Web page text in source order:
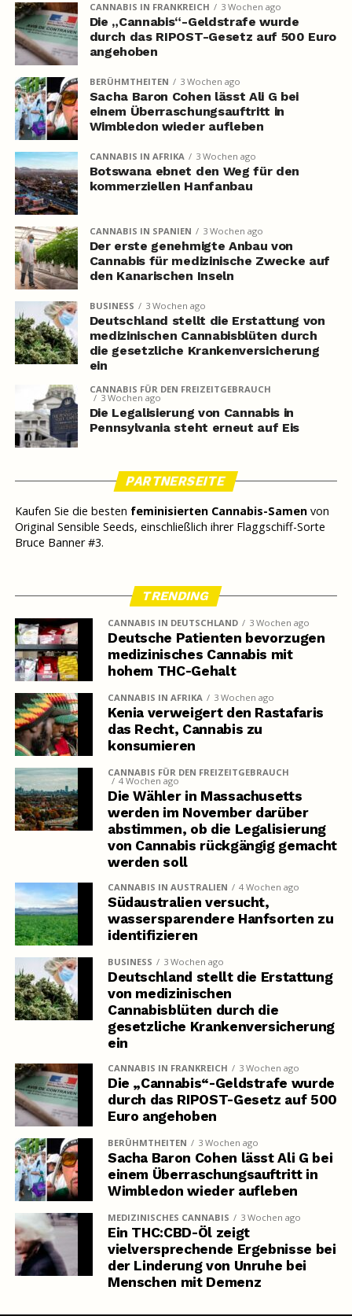
CANNABIS IN FRANKREICH 3 Wochen ago
Die „Cannabis“-Geldstrafe wurde
durch das RIPOST-Gesetz auf 500 Euro
angehoben
BERÜHMTHEITEN 3 Wochen ago
Sacha Baron Cohen lässt Ali G bei
einem Überraschungsauftritt in
Wimbledon wieder aufleben
CANNABIS IN AFRIKA 3 Wochen ago
Botswana ebnet den Weg für den
kommerziellen Hanfanbau
CANNABIS IN SPANIEN 3 Wochen ago
Der erste genehmigte Anbau von
Cannabis für medizinische Zwecke auf
den Kanarischen Inseln
BUSINESS 3 Wochen ago
Deutschland stellt die Erstattung von
medizinischen Cannabisblüten durch
die gesetzliche Krankenversicherung
ein
CANNABIS FÜR DEN FREIZEITGEBRAUCH
3 Wochen ago
Die Legalisierung von Cannabis in
Pennsylvania steht erneut auf Eis
PARTNERSEITE
Kaufen Sie die besten feminisierten Cannabis-Samenvon
Original Sensible Seeds, einschließlich ihrer Flaggschiff-Sorte
Bruce Banner #3.
TRENDING
CANNABIS IN DEUTSCHLAND 3 Wochen ago
Deutsche Patienten bevorzugen
medizinisches Cannabis mit
hohem THC-Gehalt
CANNABIS IN AFRIKA 3 Wochen ago
Kenia verweigert den Rastafaris
das Recht, Cannabis zu
konsumieren
CANNABIS FÜR DEN FREIZEITGEBRAUCH
4 Wochen ago
Die Wähler in Massachusetts
werden im November darüber
abstimmen, ob die Legalisierung
von Cannabis rückgängig gemacht
werden soll
CANNABIS IN AUSTRALIEN 4 Wochen ago
Südaustralien versucht,
wassersparendere Hanfsorten zu
identifizieren
BUSINESS 3 Wochen ago
Deutschland stellt die Erstattung
von medizinischen
Cannabisblüten durch die
gesetzliche Krankenversicherung
ein
CANNABIS IN FRANKREICH 3 Wochen ago
Die „Cannabis“-Geldstrafe wurde
durch das RIPOST-Gesetz auf 500
Euro angehoben
BERÜHMTHEITEN 3 Wochen ago
Sacha Baron Cohen lässt Ali G bei
einem Überraschungsauftritt in
Wimbledon wieder aufleben
MEDIZINISCHES CANNABIS 3 Wochen ago
Ein THC:CBD-Öl zeigt
vielversprechende Ergebnisse bei
der Linderung von Unruhe bei
Menschen mit Demenz